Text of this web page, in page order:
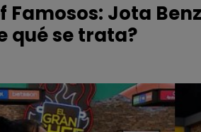
Famosos: Jota
qué se trata?